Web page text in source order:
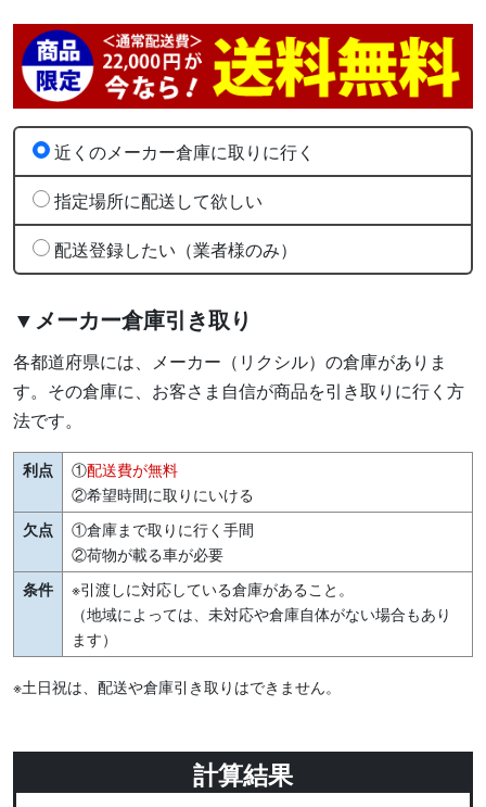
▼メーカー倉庫引き取り
各都道府県には、メーカー（リクシル）の倉庫がありま
す。その倉庫に、お客さま自信が商品を引き取りに行く方
法です。
利点 ①配送費が無料
②希望時間に取りにいける
欠点
①倉庫まで取りに行く手間
②荷物が載る車が必要
条件
※引渡しに対応している倉庫があること。
（地域によっては、未対応や倉庫自体がない場合もあり
ます）
※土日祝は、配送や倉庫引き取りはできません。
近くのメーカー倉庫に取りに行く
指定場所に配送して欲しい
配送登録したい（業者様のみ）
計算結果